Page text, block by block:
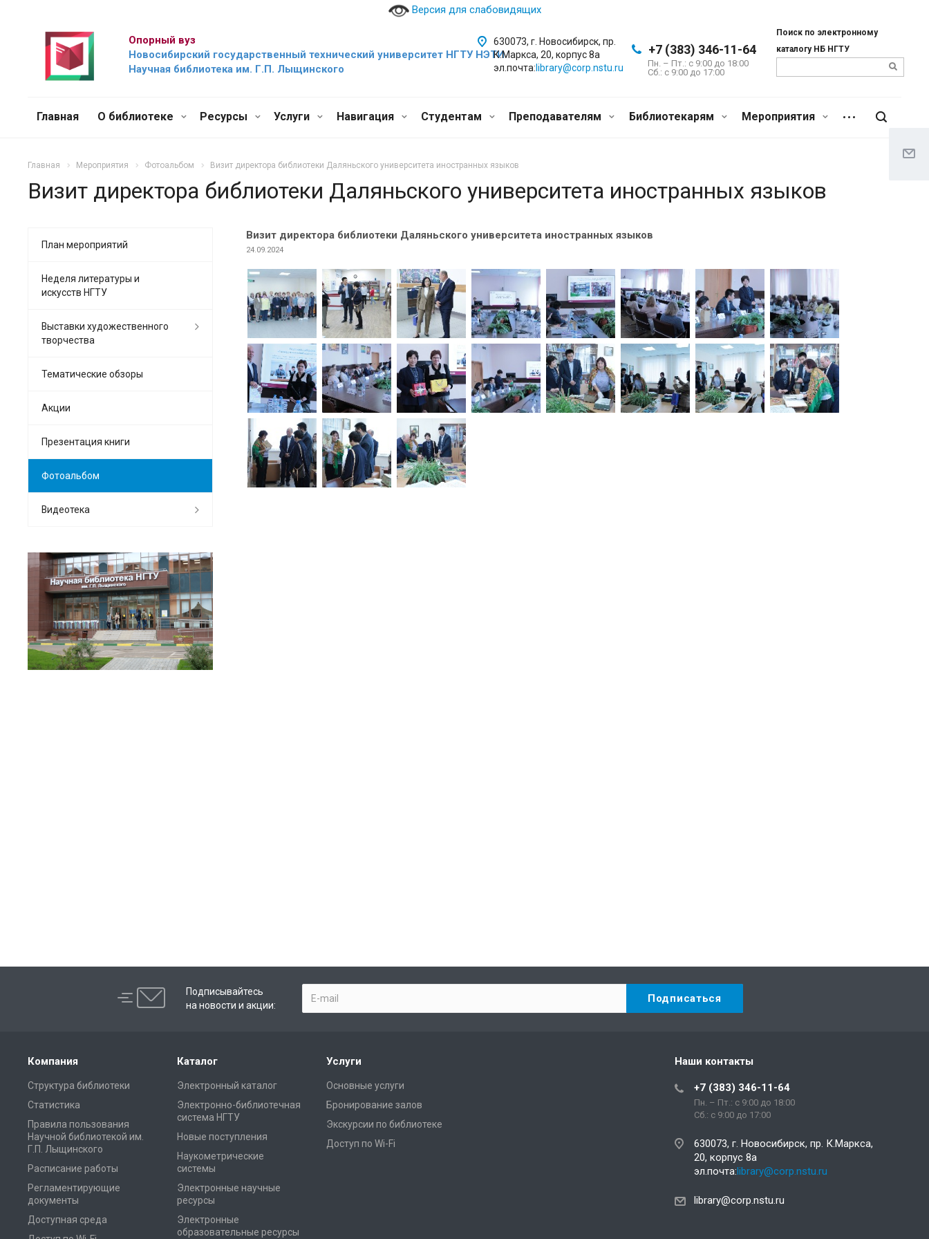
Версия для слабовидящих
Опорный вуз
Новосибирский государственный технический университет НГТУ НЭТИ
Научная библиотека им. Г.П. Лыщинского
+7 (383) 346-11-64
Пн. – Пт.: с 9:00 до 18:00
Сб.: c 9:00 до 17:00
Поиск по электронному
каталогу НБ НГТУ
630073, г. Новосибирск, пр.
К.Маркса, 20, корпус 8а
эл.почта: library@corp.nstu.ru
Главная О библиотеке Ресурсы Услуги Навигация Студентам Преподавателям Библиотекарям Мероприятия
Главная Мероприятия Фотоальбом Визит директора библиотеки Даляньского университета иностранных языков
Визит директора библиотеки Даляньского университета иностранных языков
Визит директора библиотеки Даляньского университета иностранных языков
24.09.2024
План мероприятий
Неделя литературы и
искусств НГТУ
Выставки художественного
творчества
Тематические обзоры
Акции
Презентация книги
Фотоальбом
Видеотека
Подписывайтесь
на новости и акции:
Компания
Структура библиотеки
Статистика
Правила пользования
Научной библиотекой им.
Г.П. Лыщинского
Расписание работы
Регламентирующие
документы
Доступная среда
Каталог
Электронный каталог
Электронно-библиотечная
система НГТУ
Новые поступления
Наукометрические
системы
Электронные научные
ресурсы
Электронные
образовательные ресурсы
Услуги
Основные услуги
Бронирование залов
Экскурсии по библиотеке
Доступ по Wi-Fi
Наши контакты
+7 (383) 346-11-64
Пн. – Пт.: с 9:00 до 18:00
Сб.: c 9:00 до 17:00
630073, г. Новосибирск, пр. К.Маркса,
20, корпус 8а
эл.почта:library@corp.nstu.ru
library@corp.nstu.ru